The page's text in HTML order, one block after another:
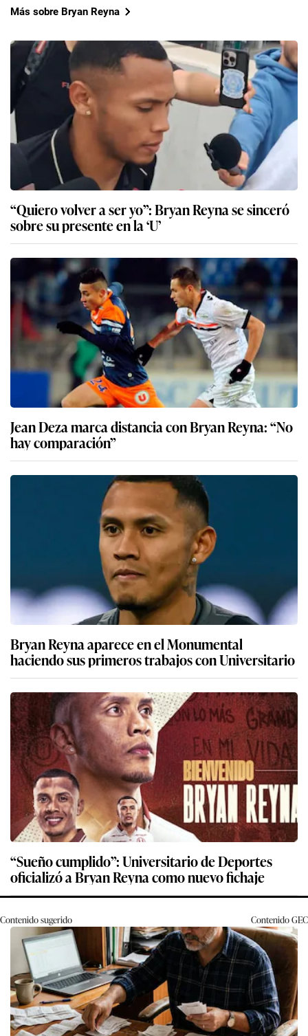
Más sobre Bryan Reyna
“Quiero volver a ser yo”: Bryan Reyna se sinceró
sobre su presente en la ‘U’
Jean Deza marca distancia con Bryan Reyna: “No
hay comparación”
Bryan Reyna aparece en el Monumental
haciendo sus primeros trabajos con Universitario
“Sueño cumplido”: Universitario de Deportes
oficializó a Bryan Reyna como nuevo fichaje
Contenido sugerido ContenidoGEC